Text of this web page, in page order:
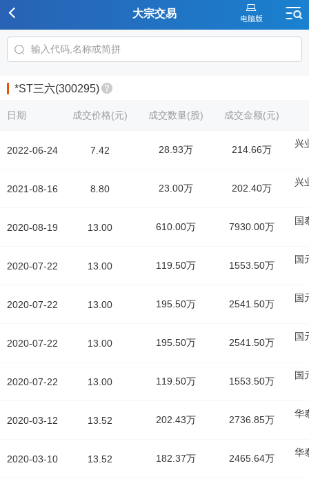
大宗交易
*ST三六(300295)
日期
2022-06-24
2021-08-16
2020-08-19
2020-07-22
2020-07-22
2020-07-22
2020-07-22
2020-03-12
2020-03-10
成交价格(元) 成交数量(股) 成交金额(元)
7.42 28.93万 214.66万
兴
8.80 23.00万 202.40万
兴
13.00 610.00万 7930.00万
国
13.00 119.50万 1553.50万
国
13.00 195.50万 2541.50万
国
13.00 195.50万 2541.50万
国
13.00 119.50万 1553.50万
国
13.52 202.43万 2736.85万
华
13.52 182.37万 2465.64万
华